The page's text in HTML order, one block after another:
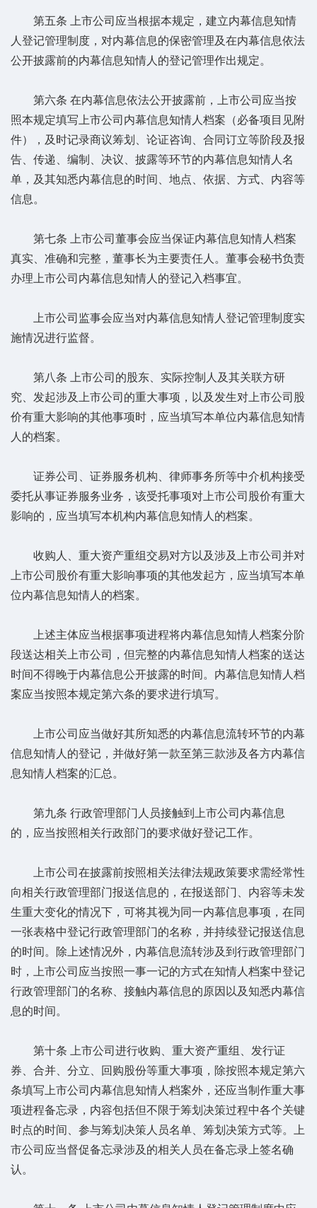
第五条 上市公司应当根据本规定，建立内幕信息知情
人登记管理制度，对内幕信息的保密管理及在内幕信息依法
公开披露前的内幕信息知情人的登记管理作出规定。
第六条 在内幕信息依法公开披露前，上市公司应当按
照本规定填写上市公司内幕信息知情人档案（必备项目见附
件），及时记录商议筹划、论证咨询、合同订立等阶段及报
告、传递、编制、决议、披露等环节的内幕信息知情人名
单，及其知悉内幕信息的时间、地点、依据、方式、内容等
信息。
第七条 上市公司董事会应当保证内幕信息知情人档案
真实、准确和完整，董事长为主要责任人。董事会秘书负责
办理上市公司内幕信息知情人的登记入档事宜。
上市公司监事会应当对内幕信息知情人登记管理制度实
施情况进行监督。
第八条 上市公司的股东、实际控制人及其关联方研
究、发起涉及上市公司的重大事项，以及发生对上市公司股
价有重大影响的其他事项时，应当填写本单位内幕信息知情
人的档案。
证券公司、证券服务机构、律师事务所等中介机构接受
委托从事证券服务业务，该受托事项对上市公司股价有重大
影响的，应当填写本机构内幕信息知情人的档案。
收购人、重大资产重组交易对方以及涉及上市公司并对
上市公司股价有重大影响事项的其他发起方，应当填写本单
位内幕信息知情人的档案。
上述主体应当根据事项进程将内幕信息知情人档案分阶
段送达相关上市公司，但完整的内幕信息知情人档案的送达
时间不得晚于内幕信息公开披露的时间。内幕信息知情人档
案应当按照本规定第六条的要求进行填写。
上市公司应当做好其所知悉的内幕信息流转环节的内幕
信息知情人的登记，并做好第一款至第三款涉及各方内幕信
息知情人档案的汇总。
第九条 行政管理部门人员接触到上市公司内幕信息
的，应当按照相关行政部门的要求做好登记工作。
上市公司在披露前按照相关法律法规政策要求需经常性
向相关行政管理部门报送信息的，在报送部门、内容等未发
生重大变化的情况下，可将其视为同一内幕信息事项，在同
一张表格中登记行政管理部门的名称，并持续登记报送信息
的时间。除上述情况外，内幕信息流转涉及到行政管理部门
时，上市公司应当按照一事一记的方式在知情人档案中登记
行政管理部门的名称、接触内幕信息的原因以及知悉内幕信
息的时间。
第十条 上市公司进行收购、重大资产重组、发行证
券、合并、分立、回购股份等重大事项，除按照本规定第六
条填写上市公司内幕信息知情人档案外，还应当制作重大事
项进程备忘录，内容包括但不限于筹划决策过程中各个关键
时点的时间、参与筹划决策人员名单、筹划决策方式等。上
市公司应当督促备忘录涉及的相关人员在备忘录上签名确
认。